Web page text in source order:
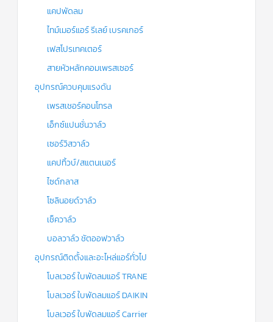
แคปพัดลม
ไทม์เมอร์แอร์ รีเลย์ เบรคเกอร์
เฟสโปรเทคเตอร์
สายหัวหลักคอมเพรสเซอร์
อุปกรณ์ควบคุมแรงดัน
เพรสเชอร์คอนโทรล
เอ็กซ์แปนชั่นวาล์ว
เซอร์วิสวาล์ว
แคปทิ้วบ์/สแตนเนอร์
ไซด์กลาส
โซลินอยด์วาล์ว
เช็ควาล์ว
บอลวาล์ว ชัตออฟวาล์ว
อุปกรณ์ติดตั้งและอะไหล่แอร์ทั่วไป
โบลเวอร์ ใบพัดลมแอร์ TRANE
โบลเวอร์ ใบพัดลมแอร์ DAIKIN
โบลเวอร์ ใบพัดลมแอร์ Carrier